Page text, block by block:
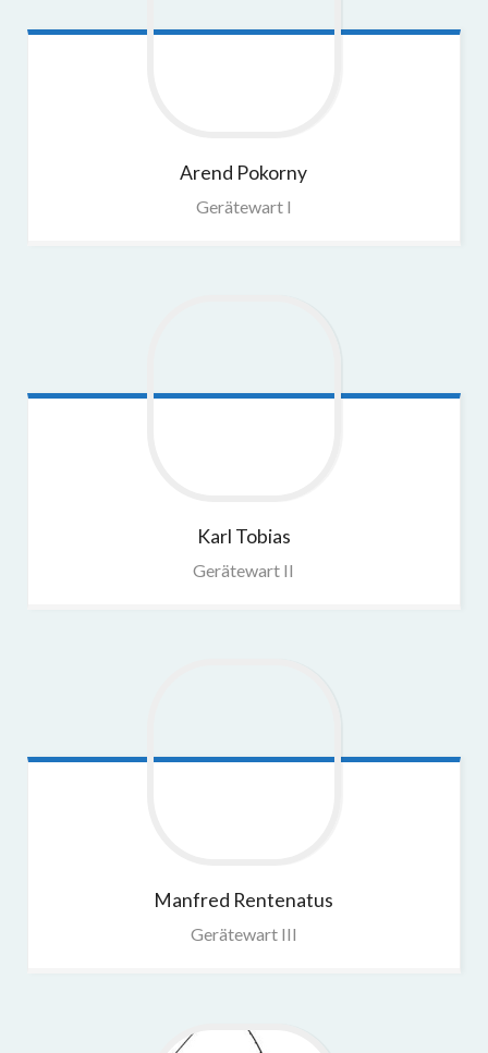
Arend Pokorny
Gerätewart I
Karl Tobias
Gerätewart II
Manfred Rentenatus
Gerätewart III